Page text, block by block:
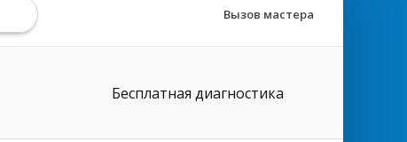
Вызов мастера
Бесплатная диагностика